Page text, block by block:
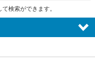
検索ができます。